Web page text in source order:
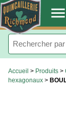
. menu
Accueil > Produits >
hexagonaux >